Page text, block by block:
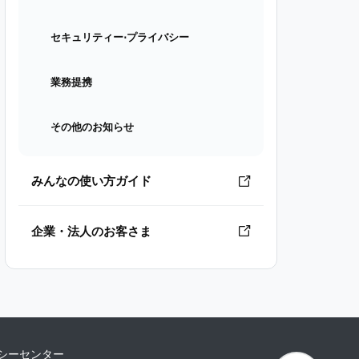
セキュリティー⋅プライバシー
業務提携
その他のお知らせ
みんなの使い方ガイド
企業・法人のお客さま
ーセンター